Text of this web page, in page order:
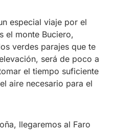
especial viaje por el
el monte Buciero,
verdes parajes que te
será de poco a
el tiempo suficiente
aire necesario para el
llegaremos al Faro